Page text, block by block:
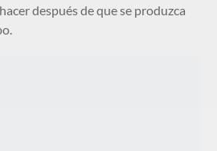
después de que se produzca